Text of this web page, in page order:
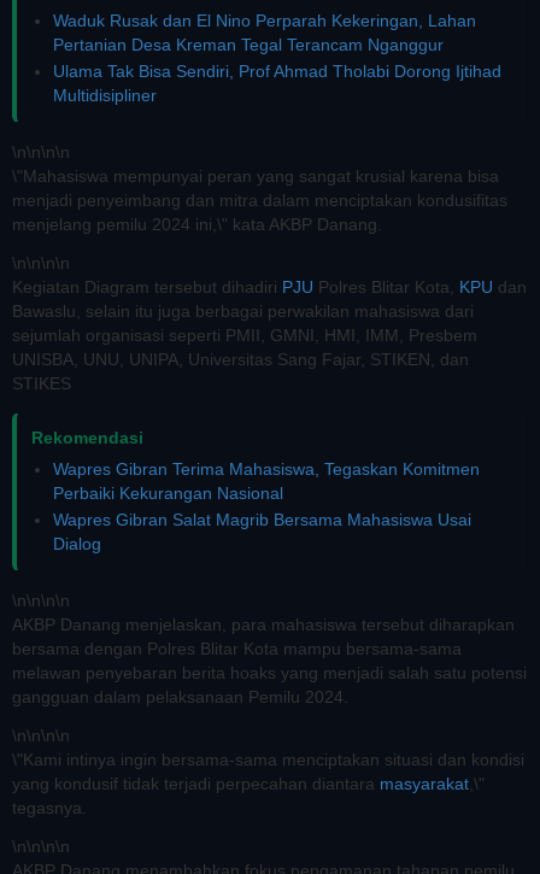
Waduk Rusak dan El Nino Perparah Kekeringan, Lahan
Pertanian Desa Kreman Tegal Terancam Nganggur
Ulama Tak Bisa Sendiri, Prof Ahmad Tholabi Dorong Ijtihad
Multidisipliner
\n\n\n\n
\"Mahasiswa mempunyai peran yang sangat krusial karena bisa
menjadi penyeimbang dan mitra dalam menciptakan kondusifitas
menjelang pemilu 2024 ini,\" kata AKBP Danang.
\n\n\n\n
Kegiatan Diagram tersebut dihadiri PJU Polres Blitar Kota, KPU dan
Bawaslu, selain itu juga berbagai perwakilan mahasiswa dari
sejumlah organisasi seperti PMII, GMNI, HMI, IMM, Presbem
UNISBA, UNU, UNIPA, Universitas Sang Fajar, STIKEN, dan
STIKES
Rekomendasi
Wapres Gibran Terima Mahasiswa, Tegaskan Komitmen
Perbaiki Kekurangan Nasional
Wapres Gibran Salat Magrib Bersama Mahasiswa Usai
Dialog
\n\n\n\n
AKBP Danang menjelaskan, para mahasiswa tersebut diharapkan
bersama dengan Polres Blitar Kota mampu bersama-sama
melawan penyebaran berita hoaks yang menjadi salah satu potensi
gangguan dalam pelaksanaan Pemilu 2024.
\n\n\n\n
\"Kami intinya ingin bersama-sama menciptakan situasi dan kondisi
yang kondusif tidak terjadi perpecahan diantara masyarakat ,\"
tegasnya.
\n\n\n\n